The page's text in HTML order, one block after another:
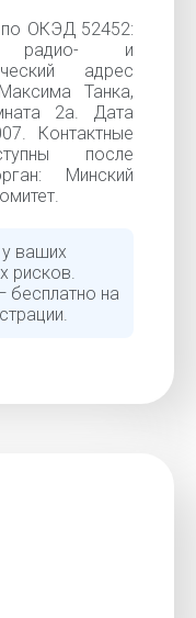
по ОКЭД 52452:
радио- и
адрес
Танка,
2а. Дата
Контактные
после
Минский
у ваших
рисков.
бесплатно на